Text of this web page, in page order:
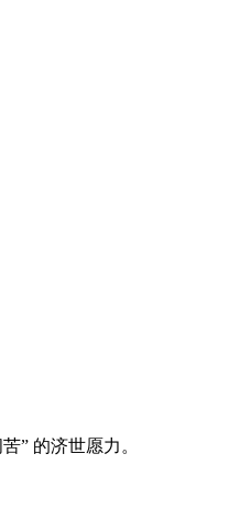
” 的济世愿力。